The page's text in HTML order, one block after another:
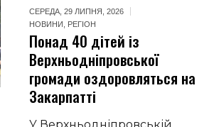
СЕРЕДА, 29 ЛИПНЯ, 2026
НОВИНИ
РЕГІОН
Понад 40 дітей із
Верхньодніпровської
громади оздоровляться на
Закарпатті